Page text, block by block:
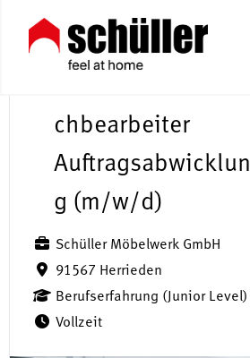
chbearbeiter
Auftragsabwicklun
g (m/w/d)
Schüller Möbelwerk GmbH
91567 Herrieden
Berufserfahrung (Junior Level)
Vollzeit